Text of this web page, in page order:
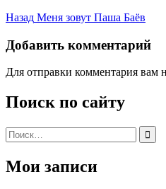
Навигация
по
записям
Назад Предыдущая
Меня зовут Паша Баёв
Добавить комментарий
Для отправки комментария вам
Поиск по сайту
Поиск:
Мои записи